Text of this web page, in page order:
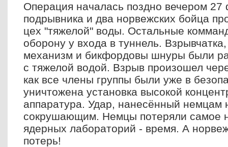
Операция началась поздно вечером
подрывника и два норвежских бойца
цех "тяжелой" воды. Остальные
оборону у входа в туннель.
механизм и бикфордовы шнуры были
с тяжелой водой. Взрыв произошел
как все члены группы были уже в
уничтожена установка высокой
аппаратура. Удар, нанесённый
сокрушающим. Немцы потеряли самое
ядерных лабораторий - время. А
потерь!